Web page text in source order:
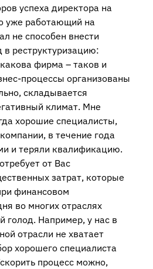
успеха директора на
уже работающий на
не способен внести
реструктуризацию:
фирма – таков и
процессы организованы
складывается
климат. Мне
хорошие специалисты,
в течение года
и теряли квалификацию.
от Вас
затрат, которые
финансовом
во многих отраслях
голод. Например, у нас в
отрасли не хватает
хорошего специалиста
процесс можно,